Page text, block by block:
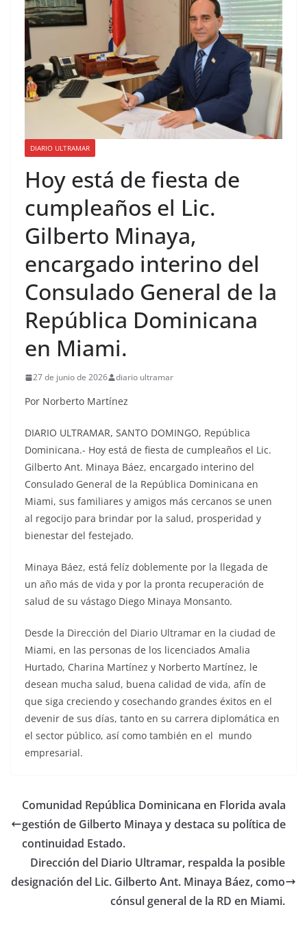
Consulado General de la
República Dominicana en
Miami y Broward
International University
suscriben acuerdo de
colaboración académica
DIARIO ULTRAMAR
Hoy está de fiesta de
cumpleaños el Lic.
Gilberto Minaya,
encargado interino del
Consulado General de la
República Dominicana
en Miami.
27 de junio de 2026 diario ultramar
Por Norberto Martínez
DIARIO ULTRAMAR, SANTO DOMINGO, República
Dominicana.- Hoy está de fiesta de cumpleaños el Lic.
Gilberto Ant. Minaya Báez, encargado interino del
Consulado General de la República Dominicana en
Miami, sus familiares y amigos más cercanos se unen
al regocijo para brindar por la salud, prosperidad y
bienestar del festejado.
Minaya Báez, está felíz doblemente por la llegada de
un año más de vida y por la pronta recuperación de
salud de su vástago Diego Minaya Monsanto.
Desde la Dirección del Diario Ultramar en la ciudad de
Miami, en las personas de los licenciados Amalia
Hurtado, Charina Martínez y Norberto Martínez, le
desean mucha salud, buena calidad de vida, afín de
que siga creciendo y cosechando grandes éxitos en el
devenir de sus días, tanto en su carrera diplomática en
el sector público, así como también en el mundo
empresarial.
Comunidad República Dominicana en Florida avala
gestión de Gilberto Minaya y destaca su política de
continuidad Estado.
Dirección del Diario Ultramar, respalda la posible
designación del Lic. Gilberto Ant. Minaya Báez, como
cónsul general de la RD en Miami.